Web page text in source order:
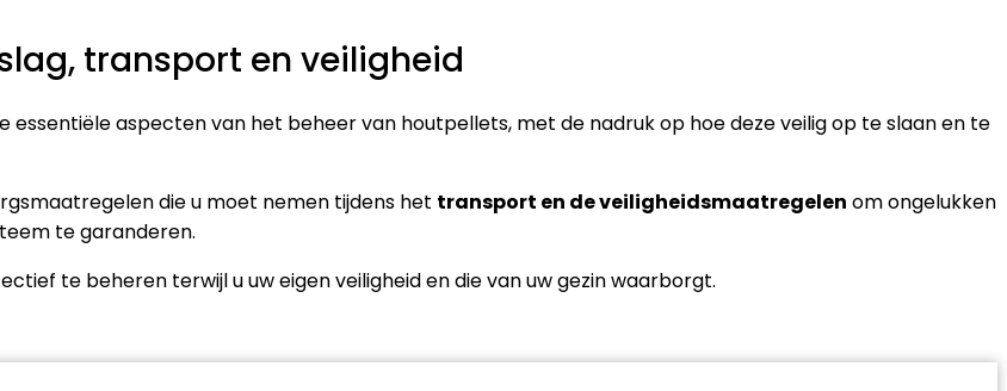
transport en veiligheid
essentiële aspecten van het beheer van houtpellets, met de nadruk op hoe deze veilig op te slaan en te
die u moet nemen tijdens het transport en de veiligheidsmaatregelen om ongelukken
te garanderen.
te beheren terwijl u uw eigen veiligheid en die van uw gezin waarborgt.